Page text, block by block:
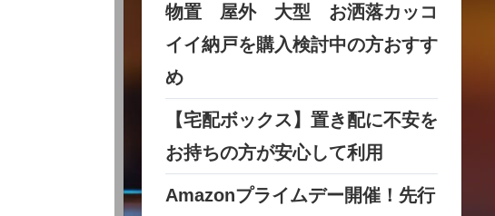
物置 屋外 大型 お洒落カッコ
イイ納戸を購入検討中の方おすす
め
【宅配ボックス】置き配に不安を
お持ちの方が安心して利用
Amazonプライムデー開催！先行